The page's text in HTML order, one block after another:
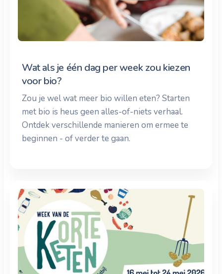
Wat als je één dag per week zou kiezen
voor bio?
Zou je wel wat meer bio willen eten? Starten
met bio is heus geen alles-of-niets verhaal.
Ontdek verschillende manieren om ermee te
beginnen - of verder te gaan.